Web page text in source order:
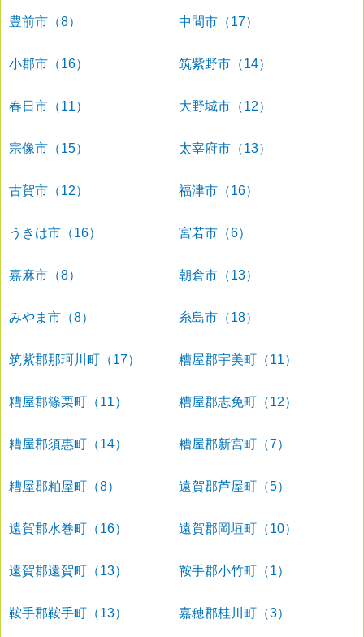
豊前市（8） 中間市（17）
小郡市（16） 筑紫野市（14）
春日市（11） 大野城市（12）
宗像市（15） 太宰府市（13）
古賀市（12） 福津市（16）
うきは市（16） 宮若市（6）
嘉麻市（8） 朝倉市（13）
みやま市（8） 糸島市（18）
筑紫郡那珂川町（17） 糟屋郡宇美町（11）
糟屋郡篠栗町（11） 糟屋郡志免町（12）
糟屋郡須惠町（14） 糟屋郡新宮町（7）
糟屋郡粕屋町（8） 遠賀郡芦屋町（5）
遠賀郡水巻町（16） 遠賀郡岡垣町（10）
遠賀郡遠賀町（13） 鞍手郡小竹町（1）
鞍手郡鞍手町（13） 嘉穂郡桂川町（3）